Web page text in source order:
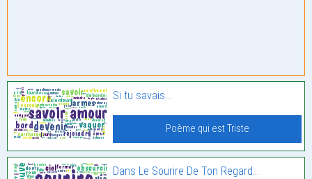
Si tu savais…
Poème qui est Triste
Dans Le Sourire De Ton Regard…